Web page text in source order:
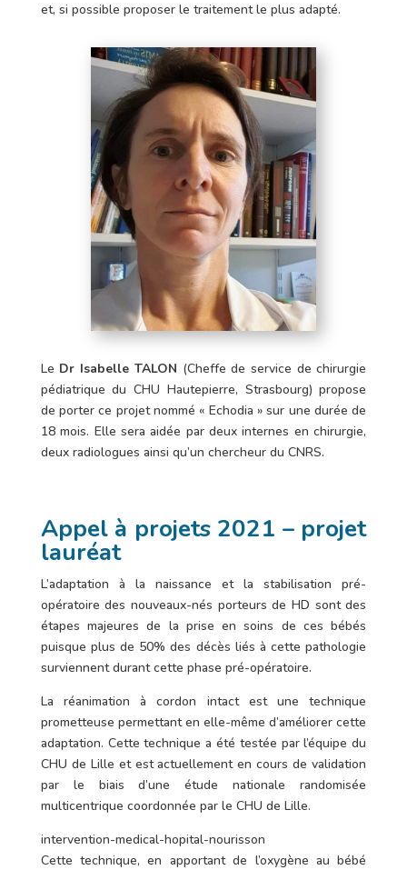
et, si possible proposer le traitement le plus adapté.
Le Dr Isabelle TALON (Cheffe de service de chirurgie
pédiatrique du CHU Hautepierre, Strasbourg) propose
de porter ce projet nommé « Echodia » sur une durée de
18 mois. Elle sera aidée par deux internes en chirurgie,
deux radiologues ainsi qu’un chercheur du CNRS.
Appel à projets 2021 – projet
lauréat
L’adaptation à la naissance et la stabilisation pré-
opératoire des nouveaux-nés porteurs de HD sont des
étapes majeures de la prise en soins de ces bébés
puisque plus de 50% des décès liés à cette pathologie
surviennent durant cette phase pré-opératoire.
La réanimation à cordon intact est une technique
prometteuse permettant en elle-même d’améliorer cette
adaptation. Cette technique a été testée par l’équipe du
CHU de Lille et est actuellement en cours de validation
par le biais d’une étude nationale randomisée
multicentrique coordonnée par le CHU de Lille.
intervention-medical-hopital-nourisson
Cette technique, en apportant de l’oxygène au bébé